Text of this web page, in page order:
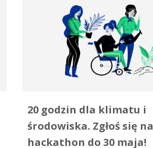
20 godzin dla klimatu i
środowiska. Zgłoś się na
hackathon do 30 maja!